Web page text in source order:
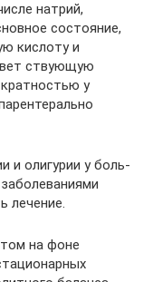
натрий,
состояние,
кислоту и
ствующую
у
и олигурии у боль­
лечение.
на фоне